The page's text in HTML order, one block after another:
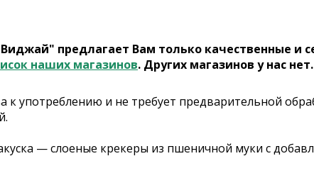
предлагает Вам только качественные и
наших магазинов. Других магазинов у нас нет.
к употреблению и не требует предварительной
— слоеные крекеры из пшеничной муки с